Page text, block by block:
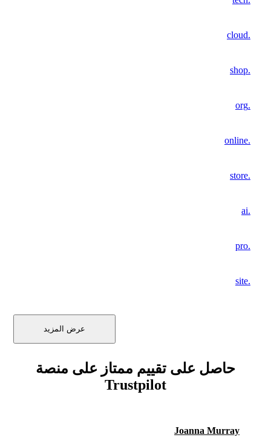
.cloud
.shop
.org
.online
.store
.ai
.pro
.site
عرض المزيد
حاصل على تقييم ممتاز على منصة
Trustpilot
Joanna Murray